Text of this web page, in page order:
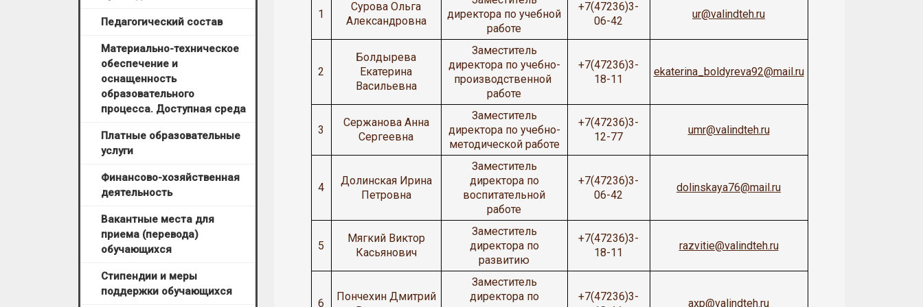
Педагогический состав
Материально-техническое
обеспечение и
оснащенность
образовательного
процесса. Доступная среда
Платные образовательные
услуги
Финансово-хозяйственная
деятельность
Вакантные места для
приема (перевода)
обучающихся
Стипендии и меры
поддержки обучающихся
1
Сурова Ольга
Александровна
директора по учебной
работе
+7(47236)3-
06-42
ur@valindteh.ru
2
Болдырева
Екатерина
Васильевна
Заместитель
директора по учебно-
производственной
работе
+7(47236)3-
18-11
ekaterina_boldyreva92@mail.ru
3
Сержанова Анна
Сергеевна
Заместитель
директора по учебно-
методической работе
+7(47236)3-
12-77
umr@valindteh.ru
4
Долинская Ирина
Петровна
Заместитель
директора по
воспитательной
работе
+7(47236)3-
06-42
dolinskaya76@mail.ru
5
Мягкий Виктор
Касьянович
Заместитель
директора по
развитию
+7(47236)3-
18-11
razvitie@valindteh.ru
6
Пончехин Дмитрий
Заместитель
директора по
+7(47236)3-
axp@valindteh.ru